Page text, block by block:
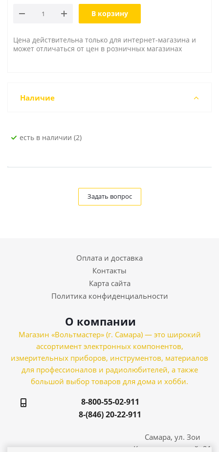
В корзину
Цена действительна только для интернет-магазина и
может отличаться от цен в розничных магазинах
Наличие
Есть в наличии (2)
Задать вопрос
Оплата и доставка
Контакты
Карта сайта
Политика конфиденциальности
О компании
Магазин «Вольтмастер» (г. Самара) — это широкий
ассортимент электронных компонентов,
измерительных приборов, инструментов, материалов
для профессионалов и радиолюбителей, а также
большой выбор товаров для дома и хобби.
8-800-55-02-911
8-(846) 20-22-911
Самара, ул. Зои
Космодемьянской, 21